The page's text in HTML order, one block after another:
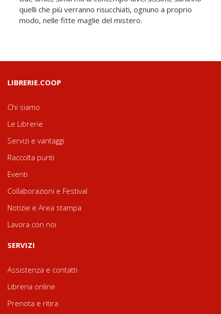
quelli che più verranno risucchiati, ognuno a proprio
modo, nelle fitte maglie del mistero.
LIBRERIE.COOP
Chi siamo
Le Librerie
Servizi e vantaggi
Raccolta punti
Eventi
Collaborazioni e Festival
Notizie e Area stampa
Lavora con noi
SERVIZI
Assistenza e contatti
Libreria online
Prenota e ritira